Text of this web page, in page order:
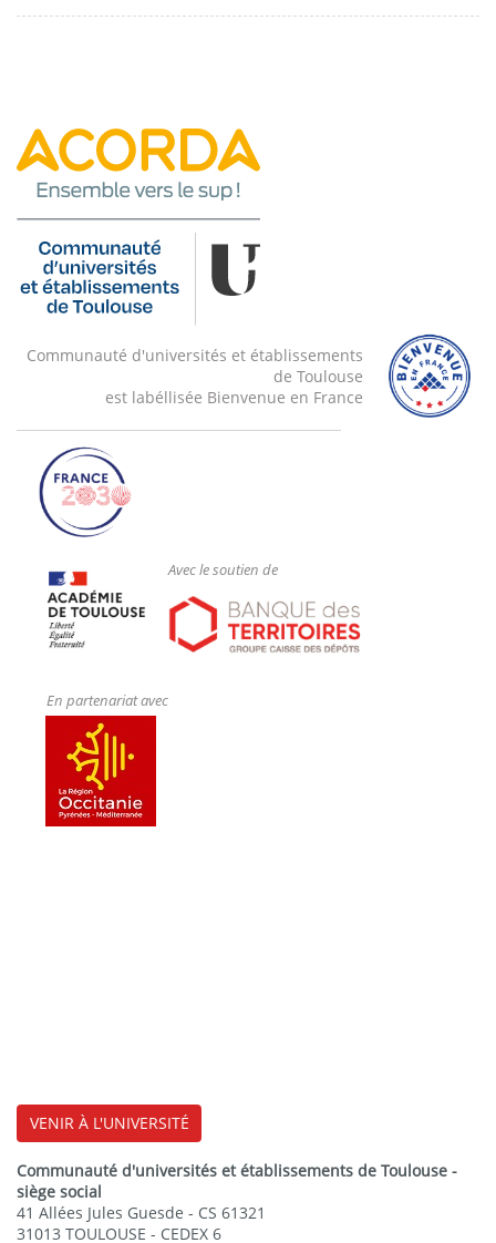
Communauté d'universités et établissements
de Toulouse
est labéllisée Bienvenue en France
Avec le soutien de
En partenariat avec
VENIR À L'UNIVERSITÉ
Communauté d'universités et établissements de Toulouse -
siège social
41 Allées Jules Guesde - CS 61321
31013 TOULOUSE - CEDEX 6